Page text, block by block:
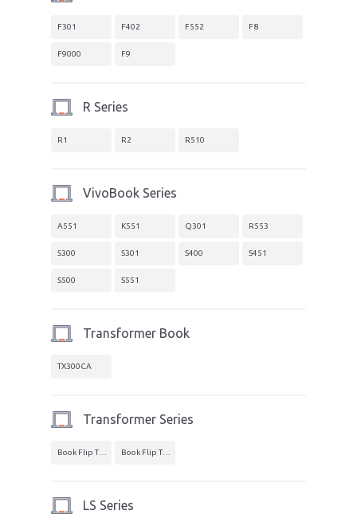
F301 F402 F552 F8
F9000 F9
R Series
R1 R2 R510
VivoBook Series
A551 K551 Q301 R553
S300 S301 S400 S451
S500 S551
Transformer Book
TX300CA
Transformer Series
LS Series